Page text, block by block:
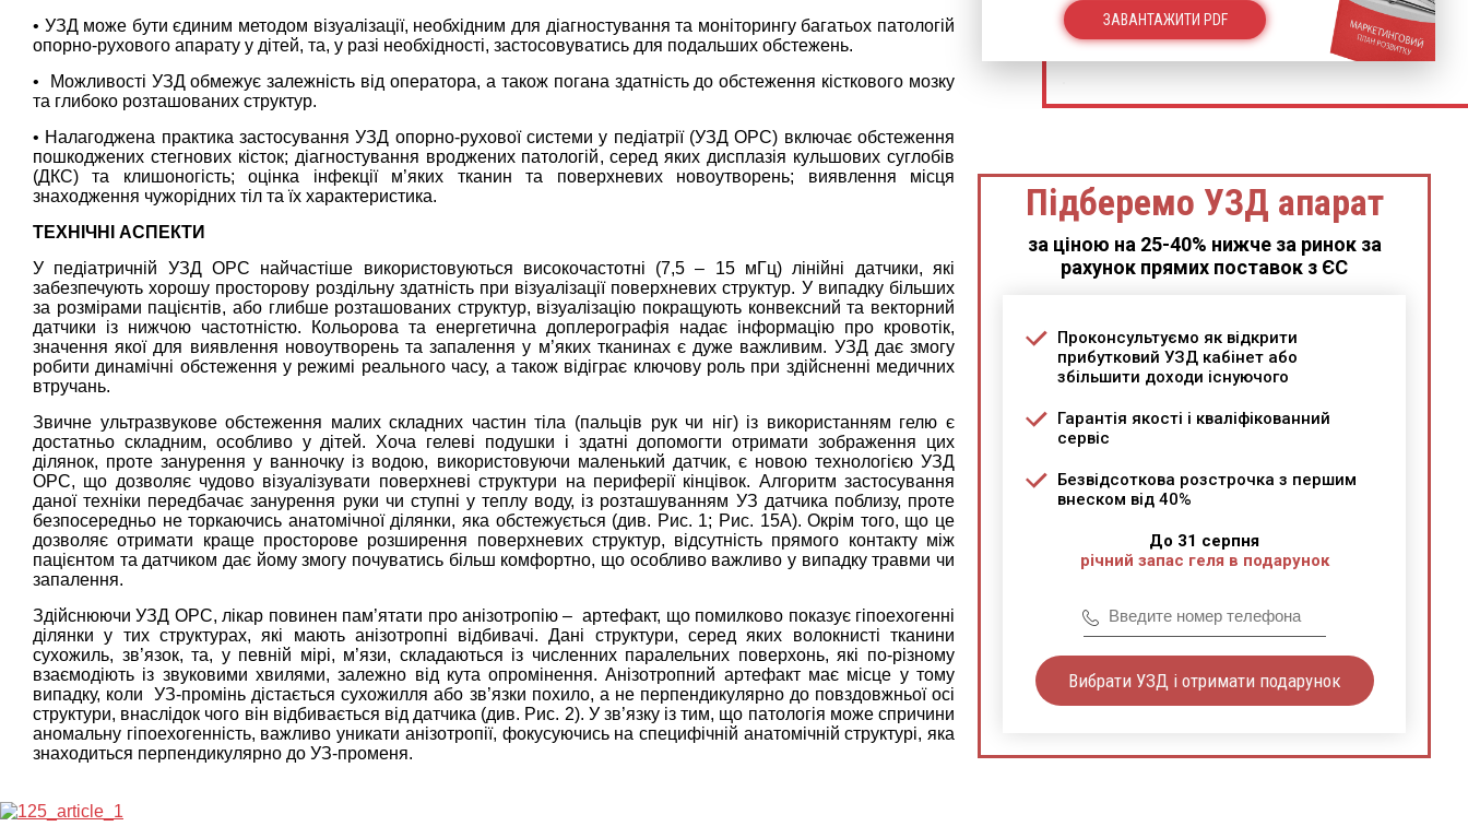
• УЗД може бути єдиним методом візуалізації, необхідним для діагностування та моніторингу багатьох патологій
опорно-рухового апарату у дітей, та, у разі необхідності, застосовуватись для подальших обстежень.
• Можливості УЗД обмежує залежність від оператора, а також погана здатність до обстеження кісткового мозку
та глибоко розташованих структур.
• Налагоджена практика застосування УЗД опорно-рухової системи у педіатрії (УЗД ОРС) включає обстеження
пошкоджених стегнових кісток; діагностування вроджених патологій, серед яких дисплазія кульшових суглобів
(ДКС) та клишоногість; оцінка інфекції м’яких тканин та поверхневих новоутворень; виявлення місця
знаходження чужорідних тіл та їх характеристика.
ТЕХНІЧНІ АСПЕКТИ
У педіатричній УЗД ОРС найчастіше використовуються високочастотні (7,5 – 15 мГц) лінійні датчики, які
забезпечують хорошу просторову роздільну здатність при візуалізації поверхневих структур. У випадку більших
за розмірами пацієнтів, або глибше розташованих структур, візуалізацію покращують конвексний та векторний
датчики із нижчою частотністю. Кольорова та енергетична доплерографія надає інформацію про кровотік,
значення якої для виявлення новоутворень та запалення у м’яких тканинах є дуже важливим. УЗД дає змогу
робити динамічні обстеження у режимі реального часу, а також відіграє ключову роль при здійсненні медичних
втручань.
Звичне ультразвукове обстеження малих складних частин тіла (пальців рук чи ніг) із використанням гелю є
достатньо складним, особливо у дітей. Хоча гелеві подушки і здатні допомогти отримати зображення цих
ділянок, проте занурення у ванночку із водою, використовуючи маленький датчик, є новою технологією УЗД
ОРС, що дозволяє чудово візуалізувати поверхневі структури на периферії кінцівок. Алгоритм застосування
даної техніки передбачає занурення руки чи ступні у теплу воду, із розташуванням УЗ датчика поблизу, проте
безпосередньо не торкаючись анатомічної ділянки, яка обстежується (див. Рис. 1; Рис. 15А). Окрім того, що це
дозволяє отримати краще просторове розширення поверхневих структур, відсутність прямого контакту між
пацієнтом та датчиком дає йому змогу почуватись більш комфортно, що особливо важливо у випадку травми чи
запалення.
Здійснюючи УЗД ОРС, лікар повинен пам’ятати про анізотропію – артефакт, що помилково показує гіпоехогенні
ділянки у тих структурах, які мають анізотропні відбивачі. Дані структури, серед яких волокнисті тканини
сухожиль, зв’язок, та, у певній мірі, м’язи, складаються із численних паралельних поверхонь, які по-різному
взаємодіють із звуковими хвилями, залежно від кута опромінення. Анізотропний артефакт має місце у тому
випадку, коли УЗ-промінь дістається сухожилля або зв’язки похило, а не перпендикулярно до повздовжньої осі
структури, внаслідок чого він відбивається від датчика (див. Рис. 2). У зв’язку із тим, що патологія може спричини
аномальну гіпоехогенність, важливо уникати анізотропії, фокусуючись на специфічній анатомічній структурі, яка
знаходиться перпендикулярно до УЗ-променя.
ЗАВАНТАЖИТИ PDF
Підберемо УЗД апарат
за ціною на 25-40% нижче за ринок за
рахунок прямих поставок з ЄС
Проконсультуємо як відкрити
прибутковий УЗД кабінет або
збільшити доходи існуючого
Гарантія якості і кваліфікованний
сервіс
Безвідсоткова розстрочка з першим
внеском від 40%
До 31 серпня
річний запас геля в подарунок
Вибрати УЗД і отримати подарунок